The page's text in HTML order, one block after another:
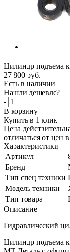
Цилиндр подъема
27 800 руб.
Есть в наличии
Нашли дешевле?
-
В корзину
Купить в 1 клик
Цена
отличаться от цен
Характеристики
Артикул
Бренд
Тип спец техники
Модель техники
Тип товара
Описание
Гидравлический
Цилиндр подъема